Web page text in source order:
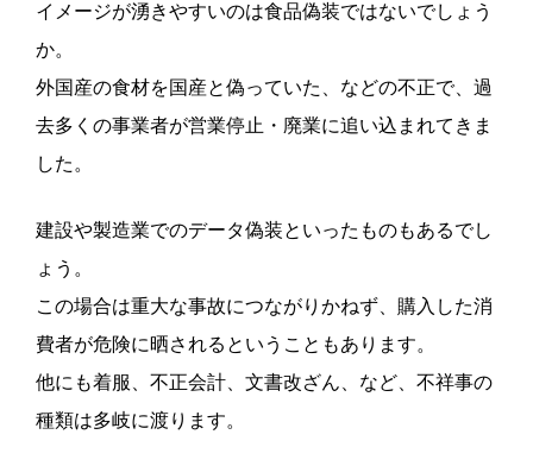
イメージが湧きやすいのは食品偽装ではないでしょう
か。
外国産の食材を国産と偽っていた、などの不正で、過
去多くの事業者が営業停止・廃業に追い込まれてきま
した。
建設や製造業でのデータ偽装といったものもあるでし
ょう。
この場合は重大な事故につながりかねず、購入した消
費者が危険に晒されるということもあります。
他にも着服、不正会計、文書改ざん、など、不祥事の
種類は多岐に渡ります。